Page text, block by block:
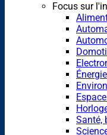
Focus sur
Énergie
Santé,